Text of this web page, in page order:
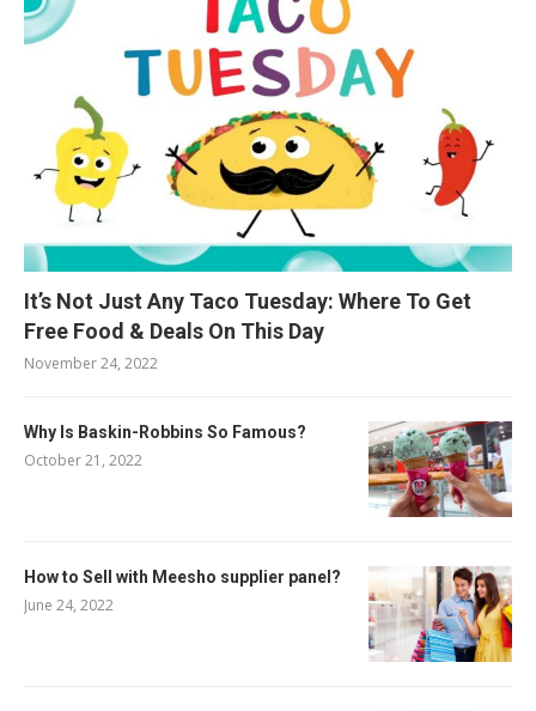
It’s Not Just Any Taco Tuesday: Where To Get
Free Food & Deals On This Day
November 24, 2022
Why Is Baskin-Robbins So Famous?
October 21, 2022
How to Sell with Meesho supplier panel?
June 24, 2022